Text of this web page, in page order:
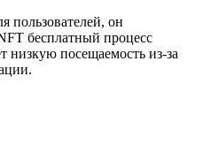
пользователей, он
бесплатный процесс
низкую посещаемость из-за